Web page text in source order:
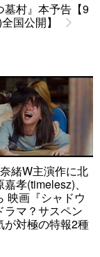
墓村』本予告【9
国公開】
緒W主演作に北
孝(timelesz)、
映画『シャドウ
ラマ？サスペン
が対極の特報2種